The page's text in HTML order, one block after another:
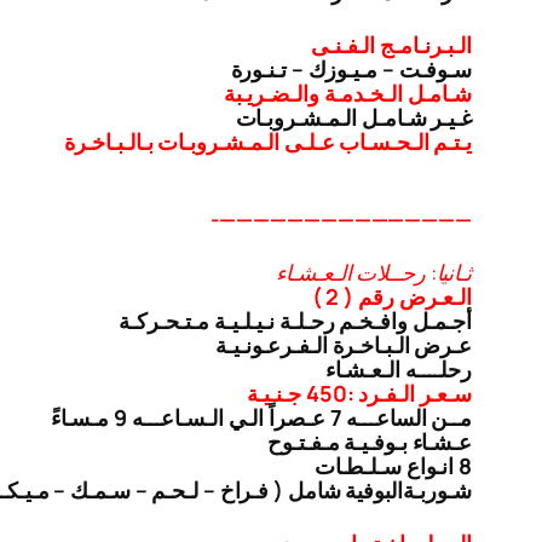
الـبـرنـامـج الـفـنـى
سـوفـت – مـيـوزك – تـنـورة
شـامـل الـخـدمـة والـضـريـبة
غـيـر شـامـل الـمـشـروبـات
يـتـم الـحـسـاب عـلـى الـمـشـروبـات بـالـبـاخـرة
———————————————-
ثـانيا: رحــلات الـعـشـاء
الـعـرض رقم ( 2 )
أجـمـل وافـخـم رحـلـة نـيـلـيـة مـتـحـركـة
عـرض الـبـاخـرة الـفـرعـونـيـة
رحلــــه الـعـشـاء
سـعـر الـفـرد :450 جـنـيـة
مــن الساعـــه 7 عـصراً الـي الـسـاعـــه 9 مـسـاءً
عـشـاء بـوفـيـة مـفـتـوح
8 انـواع سـلـطـات
شـوربـةالبوفية شامل ( فـراخ – لـحـم – سـمـك –